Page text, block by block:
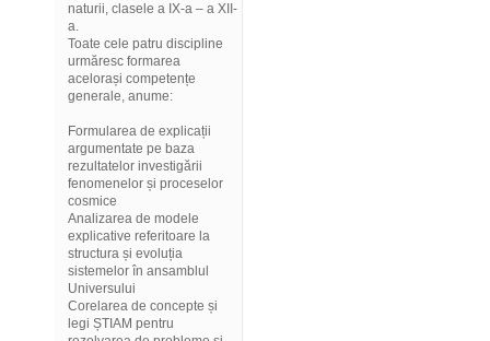
naturii, clasele a IX-a – a XII-
a.
Toate cele patru discipline
urmăresc formarea
acelorași competențe
generale, anume:
Formularea de explicații
argumentate pe baza
rezultatelor investigării
fenomenelor și proceselor
cosmice
Analizarea de modele
explicative referitoare la
structura și evoluția
sistemelor în ansamblul
Universului
Corelarea de concepte și
legi ȘTIAM pentru